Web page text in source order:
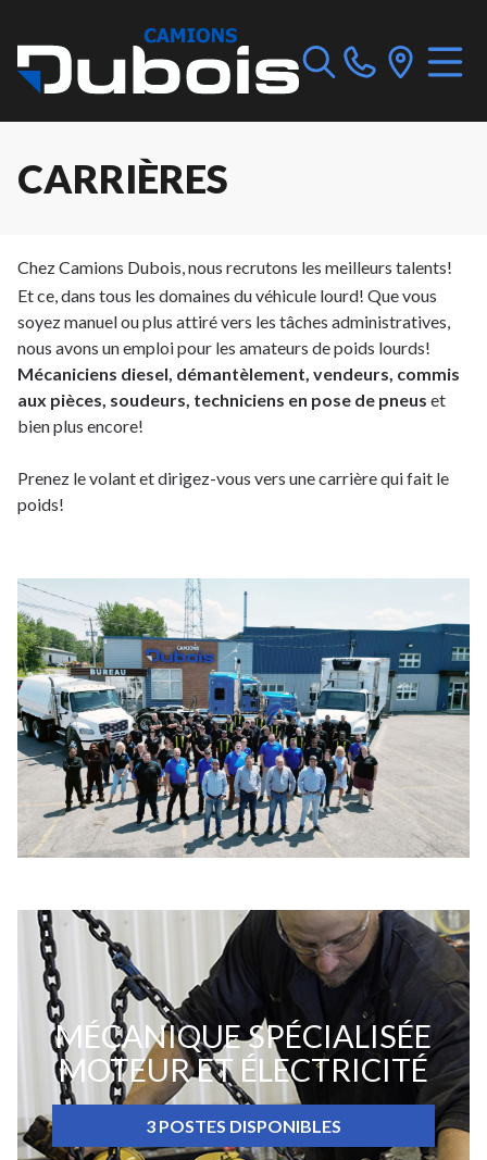
CARRIÈRES
Chez Camions Dubois, nous recrutons les meilleurs talents!
Et ce, dans tous les domaines du véhicule lourd! Que vous
soyez manuel ou plus attiré vers les tâches administratives,
nous avons un emploi pour les amateurs de poids lourds!
Mécaniciens diesel, démantèlement, vendeurs, commis
aux pièces, soudeurs, techniciens en pose de pneus et
bien plus encore!
Prenez le volant et dirigez-vous vers une carrière qui fait le
poids!
MÉCANIQUE SPÉCIALISÉE
MOTEUR ET ÉLECTRICITÉ
3 POSTES DISPONIBLES